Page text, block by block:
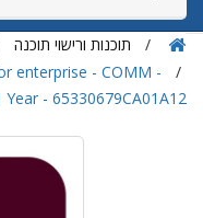
תוכנות ורישוי תוכנה
enterprise - COMM -
- 65330679CA01A12